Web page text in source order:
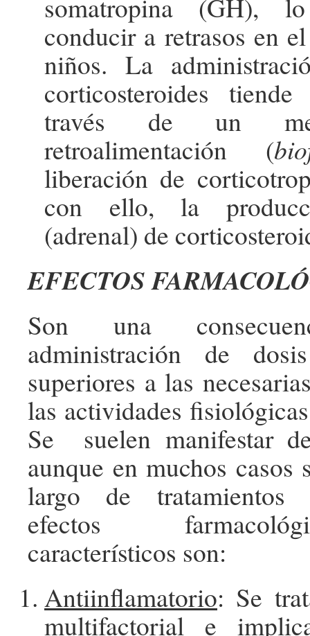
somatropina (GH),
conducir a retrasos en
niños. La
corticosteroides
través de un
retroalimentación (
liberación de
con ello, la
(adrenal) de
EFECTOS
Son una
administración de
superiores a las
las actividades
Se suelen manifestar
aunque en muchos casos
largo de tratamientos
efectos
característicos son:
Antiinflamatorio: Se
multifactorial e